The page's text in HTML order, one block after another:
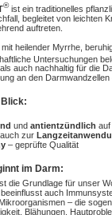
® ist ein traditionelles
begleitet von leichten
auftreten.
mit heilender Myrrhe,
Untersuchungen
auch nachhaltig für die
an den
Blick:
und antientzündlich auf
zur
– geprüfte Qualität
im Darm:
die Grundlage für unser
auch
– die
Blähungen,